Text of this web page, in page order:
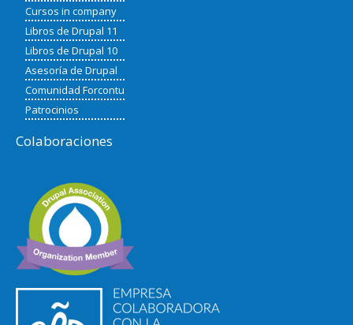
Cursos in company
Libros de Drupal 11
Libros de Drupal 10
Asesoría de Drupal
Comunidad Forcontu
Patrocinios
Colaboraciones